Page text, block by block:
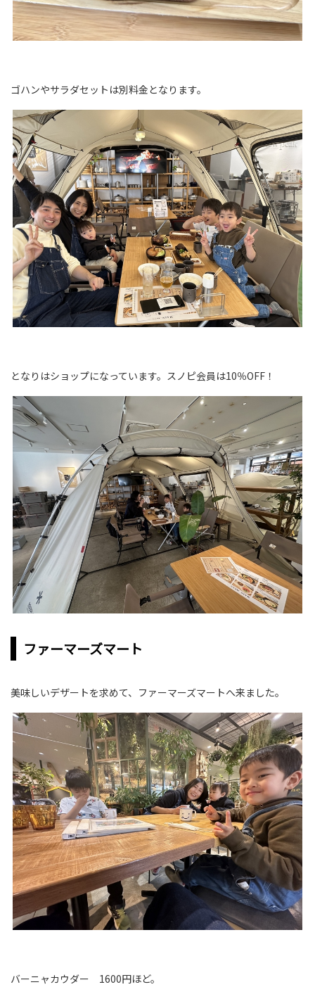
ゴハンやサラダセットは別料金となります。
となりはショップになっています。スノピ会員は10％OFF！
ファーマーズマート
美味しいデザートを求めて、ファーマーズマートへ来ました。
バーニャカウダー 1600円ほど。